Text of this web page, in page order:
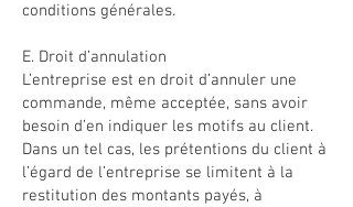
conditions générales.
E. Droit d’annulation
L’entreprise est en droit d’annuler une
commande, même acceptée, sans avoir
besoin d’en indiquer les motifs au client.
Dans un tel cas, les prétentions du client à
l’égard de l’entreprise se limitent à la
restitution des montants payés, à